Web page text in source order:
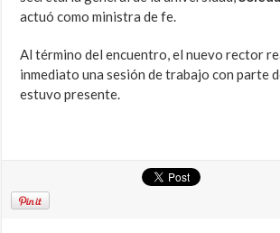
actuó como ministra de fe.
Al término del encuentro, el nuevo rector
inmediato una sesión de trabajo con parte
estuvo presente.